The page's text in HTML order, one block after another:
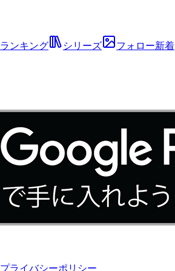
ランキング シリーズ フォロー新着
プライバシーポリシー